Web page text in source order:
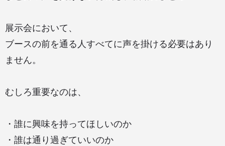
展示会において、
ブースの前を通る人すべてに声を掛ける必要はあり
ません。
むしろ重要なのは、
・誰に興味を持ってほしいのか
・誰は通り過ぎていいのか